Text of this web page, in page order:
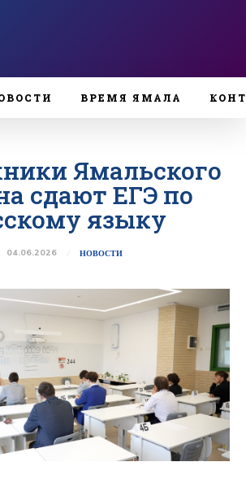
ВРЕМЯ ЯМАЛА
Ямальского
сдают ЕГЭ по
языку
04.06.2026 НОВОСТИ